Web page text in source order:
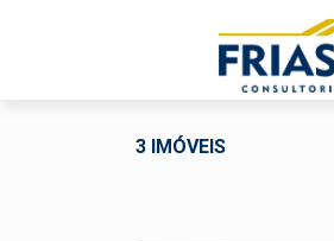
3 IMÓVEIS